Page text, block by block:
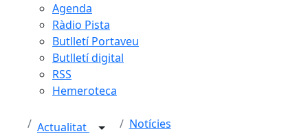
Agenda
Ràdio Pista
Butlletí Portaveu
Butlletí digital
RSS
Hemeroteca
Actualitat Notícies